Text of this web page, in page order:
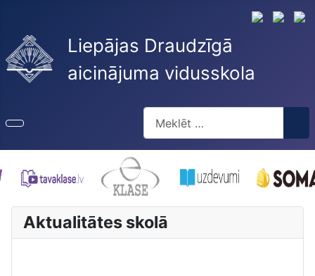
Liepājas Draudzīgā
aicinājuma vidusskola
Type 2 or more characters for
Aktualitātes skolā